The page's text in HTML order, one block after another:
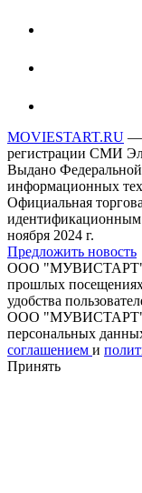
MOVIESTART.RU —
регистрации СМИ
Выдано Федеральной
информационных
Официальная
идентификационным
ноября 2024 г.
Предложить новость
ООО "МУВИСТАРТ"
прошлых посещениях
удобства
ООО "МУВИСТАРТ"
персональных
соглашением и
Принять